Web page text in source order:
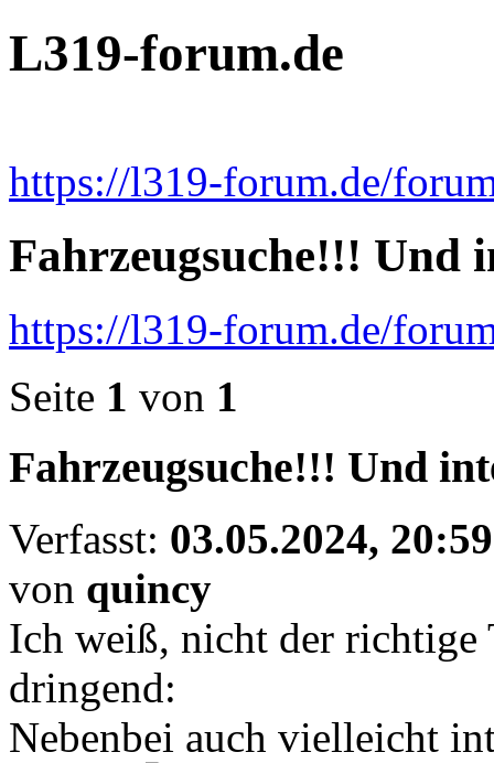
L319-forum.de
https://l319-forum.de/
Fahrzeugsuche!!! Und
https://l319-forum.de/
Seite 1 von 1
Fahrzeugsuche!!! Und
Verfasst: 03.05.2024, 20:59
von quincy
Ich weiß, nicht der
dringend:
Nebenbei auch vielleicht